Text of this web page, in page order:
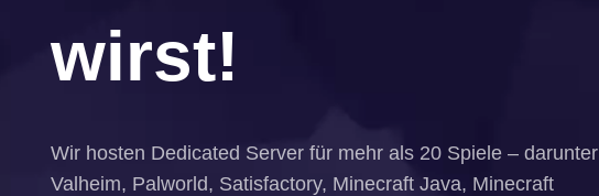
wirst!
Wir hosten Dedicated Server für mehr als 20 Spiele – darunter
Valheim, Palworld, Satisfactory, Minecraft Java, Minecraft